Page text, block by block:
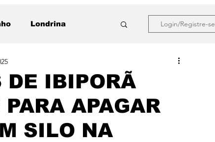
Londrina Login/Registre-se
DE IBIPORÃ
APAGAR
SILO NA